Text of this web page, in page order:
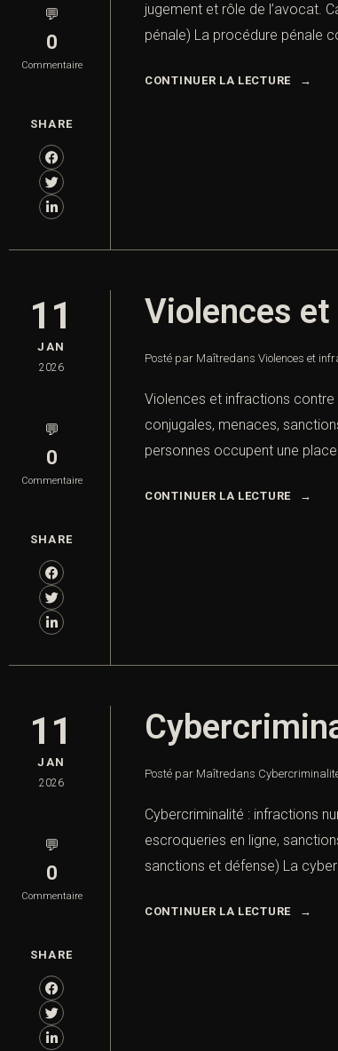
💬
0
Commentaire
SHARE
jugement et rôle de l’avocat.
pénale) La procédure pénale
CONTINUER LA LECTURE
11
JAN
2026
💬
0
Commentaire
SHARE
Violences
Posté par Maîtredans Violences et
Violences et infractions contre
conjugales, menaces,
personnes occupent une
CONTINUER LA LECTURE
11
JAN
2026
💬
0
Commentaire
SHARE
Posté par Maîtredans
Cybercriminalité : infractions
escroqueries en ligne,
sanctions et défense) La
CONTINUER LA LECTURE